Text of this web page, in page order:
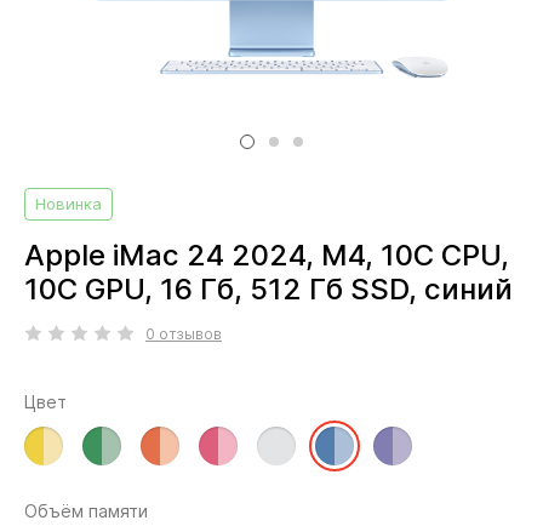
Новинка
Apple iMac 24 2024, M4, 10C CPU,
10C GPU, 16 Гб, 512 Гб SSD, синий
0 отзывов
Цвет
Объём памяти